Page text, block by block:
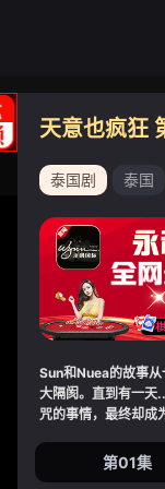
天意也疯狂
泰国剧 泰国
Sun和Nuea的故事
大隔阂。直到有一天
咒的事情，最终却成
第01集